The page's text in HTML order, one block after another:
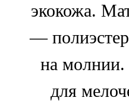
экокожа.
—
на
для